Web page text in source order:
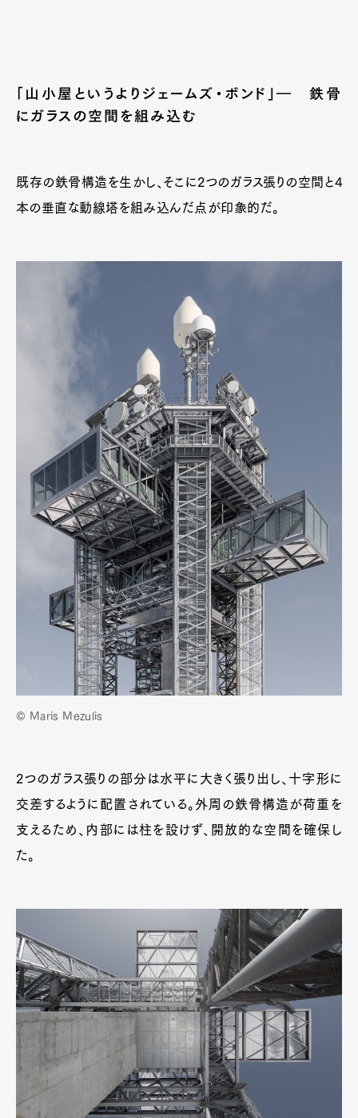
Product CultureLifestyle
Pen Membership
Magazine
Official Columnist
About
Contact
Pen international
「山小屋というよりジェームズ・ボンド」― 鉄骨
にガラスの空間を組み込む
既存の鉄骨構造を生かし、そこに2つのガラス張りの空間と4
本の垂直な動線塔を組み込んだ点が印象的だ。
© Maris Mezulis
2つのガラス張りの部分は水平に大きく張り出し、十字形に
交差するように配置されている。外周の鉄骨構造が荷重を
支えるため、内部には柱を設けず、開放的な空間を確保し
た。